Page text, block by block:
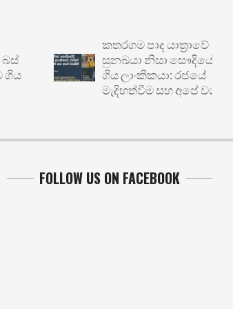
කතරගම පාද යාත්‍රාවේ
සුනඛයා නිසා සෞදියේදී හිරේ
ගිය ලාංකිකයා: රජයේ
මැදිහත්වීම සහ අපේ වගකීම
FOLLOW US ON FACEBOOK